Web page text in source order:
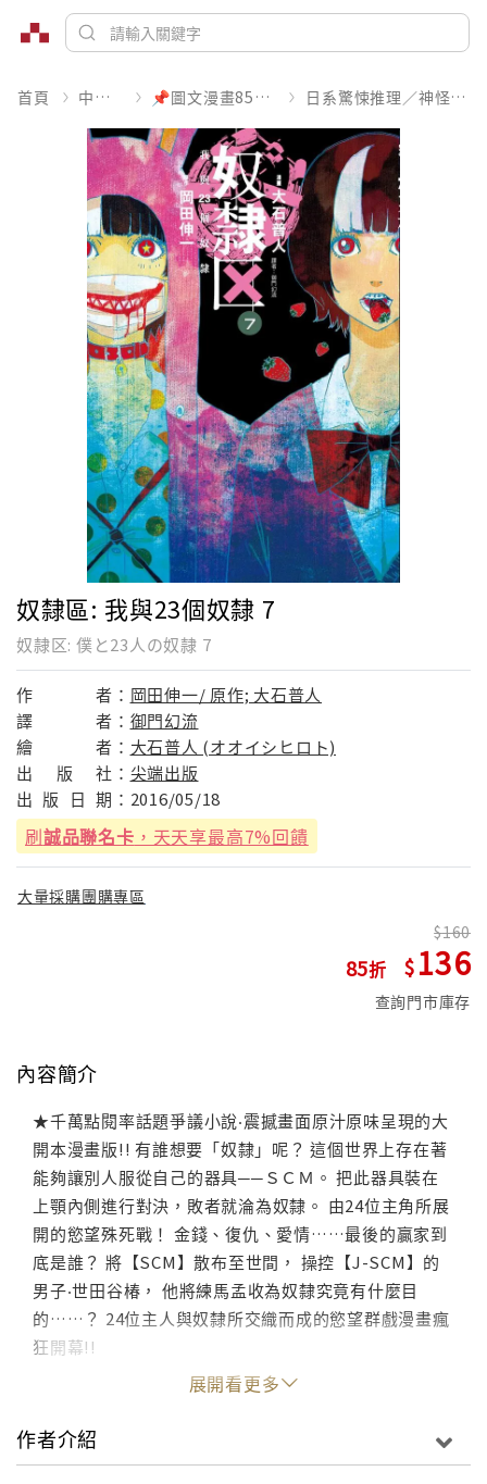
首頁 中文書 📌圖文漫畫85折起 日系驚悚推理／神怪靈異
奴隸區: 我與23個奴隸 7
奴隷区: 僕と23人の奴隷 7
作 者： 岡田伸一/ 原作; 大石普人
譯
者： 御門幻流
繪
者： 大石普人 (オオイシヒロト)
出
版 社： 尖端出版
出 版 日 期： 2016/05/18
刷誠品聯名卡 ，天天享最高7%回饋
大量採購團購專區
85
160
136
查詢門市庫存
內容簡介
★千萬點閱率話題爭議小說‧震撼畫面原汁原味呈現的大
開本漫畫版!! 有誰想要「奴隸」呢？ 這個世界上存在著
能夠讓別人服從自己的器具──ＳＣＭ。 把此器具裝在
上顎內側進行對決，敗者就淪為奴隸。 由24位主角所展
開的慾望殊死戰！ 金錢、復仇、愛情……最後的贏家到
底是誰？ 將【SCM】散布至世間， 操控【J-SCM】的
男子‧世田谷椿， 他將練馬孟收為奴隸究竟有什麼目
的……？ 24位主人與奴隸所交織而成的慾望群戲漫畫瘋
狂開幕!!
展開看更多
作者介紹